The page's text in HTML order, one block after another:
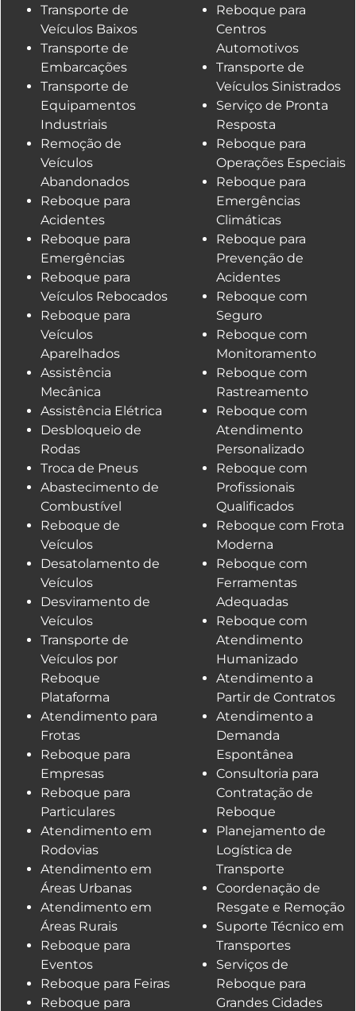
Transporte de
Veículos Baixos
Transporte de
Embarcações
Transporte de
Equipamentos
Industriais
Remoção de
Veículos
Abandonados
Reboque para
Acidentes
Reboque para
Emergências
Reboque para
Veículos Rebocados
Reboque para
Veículos
Aparelhados
Assistência
Mecânica
Assistência Elétrica
Desbloqueio de
Rodas
Troca de Pneus
Abastecimento de
Combustível
Reboque de
Veículos
Desatolamento de
Veículos
Desviramento de
Veículos
Transporte de
Veículos por
Reboque
Plataforma
Atendimento para
Frotas
Reboque para
Empresas
Reboque para
Particulares
Atendimento em
Rodovias
Atendimento em
Áreas Urbanas
Atendimento em
Áreas Rurais
Reboque para
Eventos
Reboque para Feiras
Reboque para
Reboque para
Centros
Automotivos
Transporte de
Veículos Sinistrados
Serviço de Pronta
Resposta
Reboque para
Operações Especiais
Reboque para
Emergências
Climáticas
Reboque para
Prevenção de
Acidentes
Reboque com
Seguro
Reboque com
Monitoramento
Reboque com
Rastreamento
Reboque com
Atendimento
Personalizado
Reboque com
Profissionais
Qualificados
Reboque com Frota
Moderna
Reboque com
Ferramentas
Adequadas
Reboque com
Atendimento
Humanizado
Atendimento a
Partir de Contratos
Atendimento a
Demanda
Espontânea
Consultoria para
Contratação de
Reboque
Planejamento de
Logística de
Transporte
Coordenação de
Resgate e Remoção
Suporte Técnico em
Transportes
Serviços de
Reboque para
Grandes Cidades